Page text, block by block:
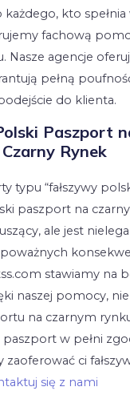
kto
fachową
Nasze agencje
pełną
do klienta.
Paszport
Rynek
typu “fałszywy
paszport na
ale jest
stawiamy na
naszej pomocy,
na czarnym
paszport w pełni
zaoferować ci
się z nami